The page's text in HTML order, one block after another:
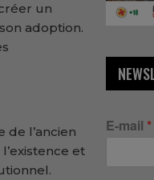
un
adoption.
de l’ancien
et
E-mail *